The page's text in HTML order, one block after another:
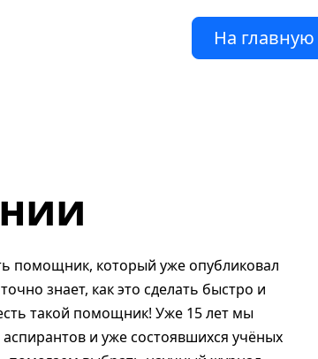
На главную
помощник, который уже опубликовал
знает, как это сделать быстро и
такой помощник! Уже 15 лет мы
и уже состоявшихся учёных